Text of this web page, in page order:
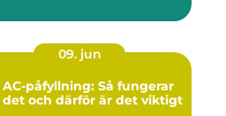
09. jun
AC-påfyllning: Så fungerar
det och därför är det viktigt